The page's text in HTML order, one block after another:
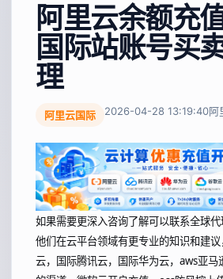
阿里云余额充
国际站账号买
理
阿里云国际 2026-04-28 13:19:40阿
如果需要更深入咨询了解可以联系全球代
他们在云平台领域有更专业的知识和建
云，国际腾讯云，国际华为云，aws亚马